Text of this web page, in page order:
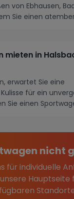
von Ebhausen,
Sie einen
mieten in
erwartet Sie eine
für ein
Sie einen
nicht
für individuelle
Hauptseite